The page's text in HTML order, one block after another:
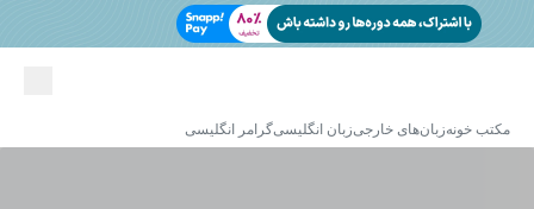
مکتب خونهزبان‌های خارجیزبان انگلیسیگرامر انگلیسی